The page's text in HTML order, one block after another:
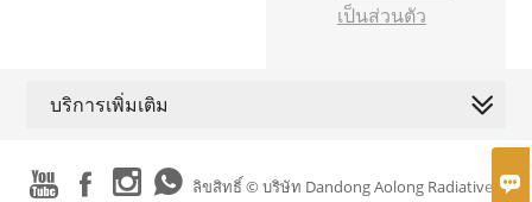

เป็นส่วนตัว
บริการเพิ่มเติม
    ลิขสิทธิ์ © บริษัท Dandong Aolong Radiative